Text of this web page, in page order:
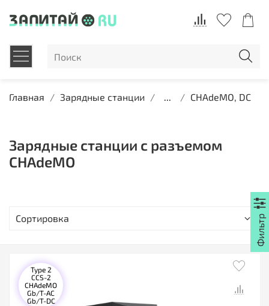
Главная Зарядные станции ... CHAdeMO, DC
Зарядные станции с разъемом
CHAdeMO
Type 2
CCS-2
CHAdeMO
Gb/T-AC
Gb/T-DC